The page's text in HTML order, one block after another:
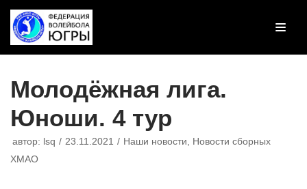
Перейти
к
Молодёжная лига.
Юноши. 4 тур
автор: lsq 23.11.2021 Наши новости
Новости сборных
ХМАО